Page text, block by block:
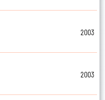
2003
2003